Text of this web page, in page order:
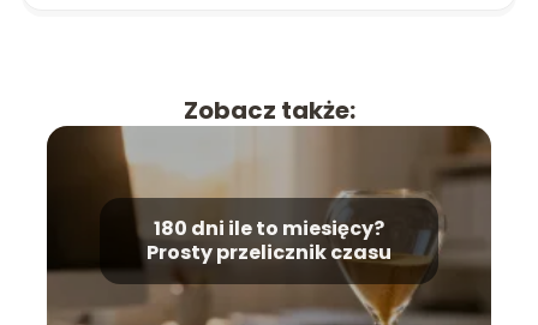
Zobacz także:
180 dni ile to miesięcy?
Prosty przelicznik czasu